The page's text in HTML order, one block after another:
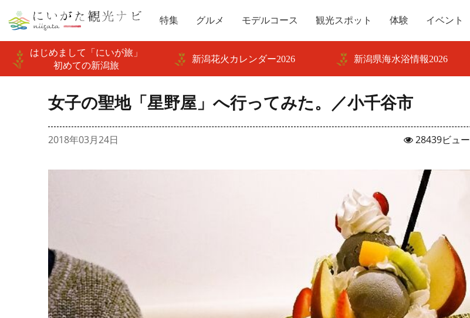
特集 グルメ モデルコース 観光スポット 体験 イベント
はじめまして「にいが旅」
初めての新潟旅
新潟花火カレンダー2026 新潟県海水浴情報2026
女子の聖地「星野屋」へ行ってみた。／小千谷市
2018年03月24日 28439ビュー